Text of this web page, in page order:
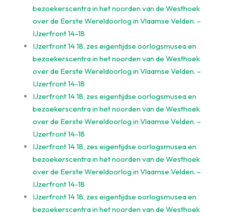
bezoekerscentra in het noorden van de Westhoek
over de Eerste Wereldoorlog in Vlaamse Velden. –
IJzerfront 14-18
IJzerfront 14 18, zes eigentijdse oorlogsmusea en
bezoekerscentra in het noorden van de Westhoek
over de Eerste Wereldoorlog in Vlaamse Velden. –
IJzerfront 14-18
IJzerfront 14 18, zes eigentijdse oorlogsmusea en
bezoekerscentra in het noorden van de Westhoek
over de Eerste Wereldoorlog in Vlaamse Velden. –
IJzerfront 14-18
IJzerfront 14 18, zes eigentijdse oorlogsmusea en
bezoekerscentra in het noorden van de Westhoek
over de Eerste Wereldoorlog in Vlaamse Velden. –
IJzerfront 14-18
IJzerfront 14 18, zes eigentijdse oorlogsmusea en
bezoekerscentra in het noorden van de Westhoek